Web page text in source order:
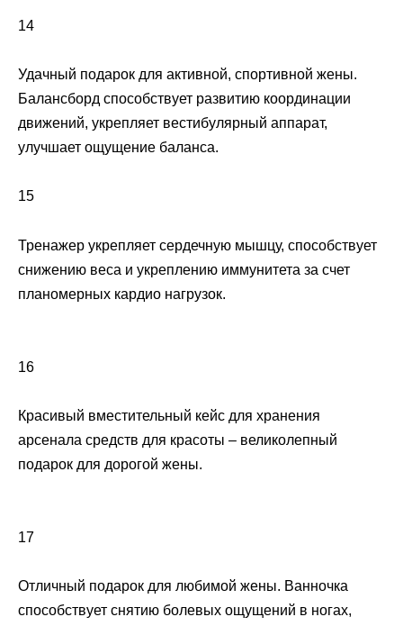
14
Удачный подарок для активной, спортивной жены.
Балансборд способствует развитию координации
движений, укрепляет вестибулярный аппарат,
улучшает ощущение баланса.
15
Тренажер укрепляет сердечную мышцу, способствует
снижению веса и укреплению иммунитета за счет
планомерных кардио нагрузок.
16
Красивый вместительный кейс для хранения
арсенала средств для красоты – великолепный
подарок для дорогой жены.
17
Отличный подарок для любимой жены. Ванночка
способствует снятию болевых ощущений в ногах,